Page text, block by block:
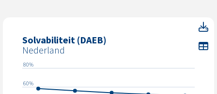
Solvabiliteit (DAEB)
Nederland
60%
80%